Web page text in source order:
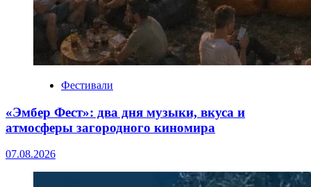
Фестивали
«Эмбер Фест»: два дня музыки, вкуса и
атмосферы загородного киномира
07.08.2026